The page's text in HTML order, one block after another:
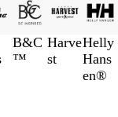
B&C
™
Harve
st
Helly
Hans
en®